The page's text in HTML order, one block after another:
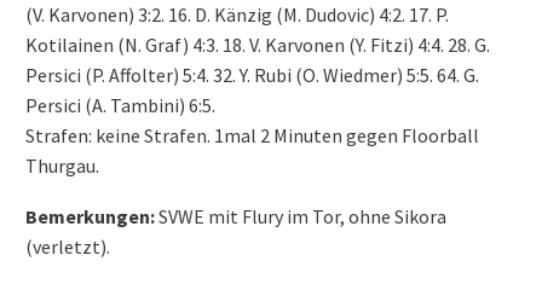
(V. Karvonen) 3:2. 16. D. Känzig (M. Dudovic) 4:2. 17. P.
Kotilainen (N. Graf) 4:3. 18. V. Karvonen (Y. Fitzi) 4:4. 28. G.
Persici (P. Affolter) 5:4. 32. Y. Rubi (O. Wiedmer) 5:5. 64. G.
Persici (A. Tambini) 6:5.
Strafen: keine Strafen. 1mal 2 Minuten gegen Floorball
Thurgau.
Bemerkungen:SVWE mit Flury im Tor, ohne Sikora
(verletzt).